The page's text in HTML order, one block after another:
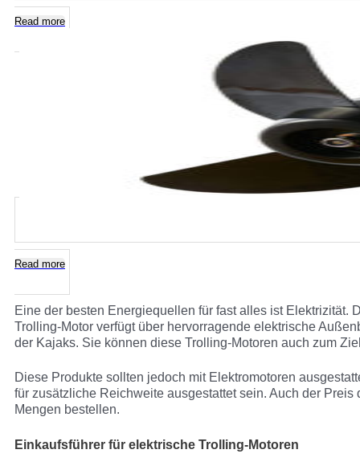
Read more
Read more
Eine der besten Energiequellen für fast alles ist Elektrizität.
Trolling-Motor verfügt über hervorragende elektrische
der Kajaks. Sie können diese Trolling-Motoren auch zum
Diese Produkte sollten jedoch mit Elektromotoren
für zusätzliche Reichweite ausgestattet sein. Auch der
Mengen bestellen.
Einkaufsführer für elektrische Trolling-Motoren